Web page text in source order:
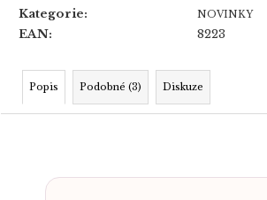
Kategorie: NOVINKY
EAN: 8223
Popis Podobné (3) Diskuze